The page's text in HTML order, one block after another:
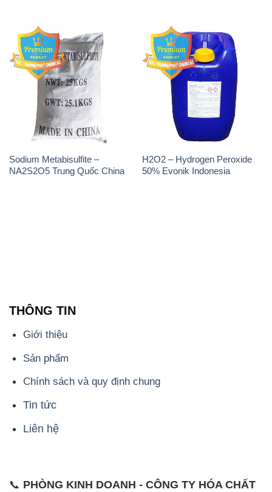
Sodium Metabisulfite –
NA2S2O5 Trung Quốc China
H2O2 – Hydrogen Peroxide
50% Evonik Indonesia
THÔNG TIN
Giới thiệu
Sản phẩm
Chính sách và quy định chung
Tin tức
Liên hệ
📞 PHÒNG KINH DOANH - CÔNG TY HÓA CHẤT